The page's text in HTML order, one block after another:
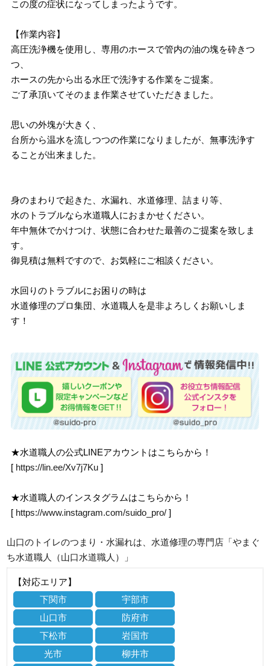
この度の症状になってしまったようです。
【作業内容】
高圧洗浄機を使用し、専用のホースで管内の油の塊を砕きつ
つ、
ホースの先から出る水圧で洗浄する作業をご提案。
ご了承頂いてそのまま作業させていただきました。
思いの外塊が大きく、
台所から温水を流しつつの作業になりましたが、無事洗浄す
ることが出来ました。
身のまわりで起きた、水漏れ、水道修理、詰まり等、
水のトラブルなら水道職人におまかせください。
年中無休でかけつけ、状態に合わせた最善のご提案を致しま
す。
御見積は無料ですので、お気軽にご相談ください。
水回りのトラブルにお困りの時は
水道修理のプロ集団、水道職人を是非よろしくお願いしま
す！
★水道職人の公式LINEアカウントはこちらから！
[ https://lin.ee/Xv7j7Ku ]
★水道職人のインスタグラムはこちらから！
[ https://www.instagram.com/suido_pro/ ]
山口のトイレのつまり・水漏れは、水道修理の専門店「やまぐ
ち水道職人（山口水道職人）」
【対応エリア】
下関市
宇部市
山口市
防府市
下松市
岩国市
光市
柳井市